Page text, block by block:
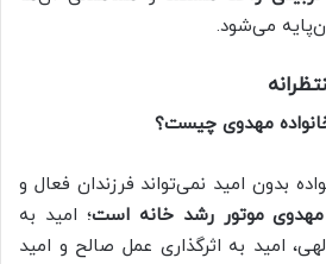
می‌شود.
مهدوی چیست؟
بدون امید نمی‌تواند فرزندان فعال و
مهدوی موتور رشد خانه است؛ امید به
امید به اثرگذاری عمل صالح و امید